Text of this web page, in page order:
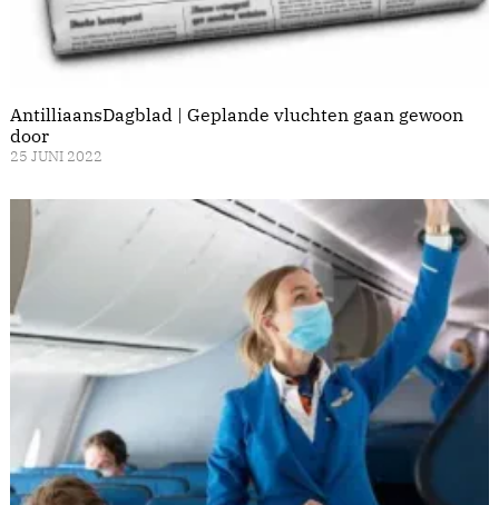
AntilliaansDagblad | Geplande vluchten gaan gewoon
door
25 JUNI 2022